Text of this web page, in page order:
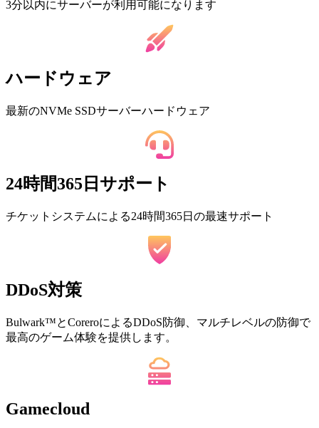
3分以内にサーバーが利用可能になります
ハードウェア
最新のNVMe SSDサーバーハードウェア
24時間365日サポート
チケットシステムによる24時間365日の最速サポート
DDoS対策
Bulwark™とCoreroによるDDoS防御、マルチレベルの防御で
最高のゲーム体験を提供します。
Gamecloud